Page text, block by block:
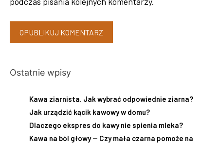
Ostatnie wpisy
Kawa ziarnista. Jak wybrać odpowiednie ziarna?
Jak urządzić kącik kawowy w domu?
Dlaczego ekspres do kawy nie spienia mleka?
Kawa na ból głowy — Czy mała czarna pomoże na